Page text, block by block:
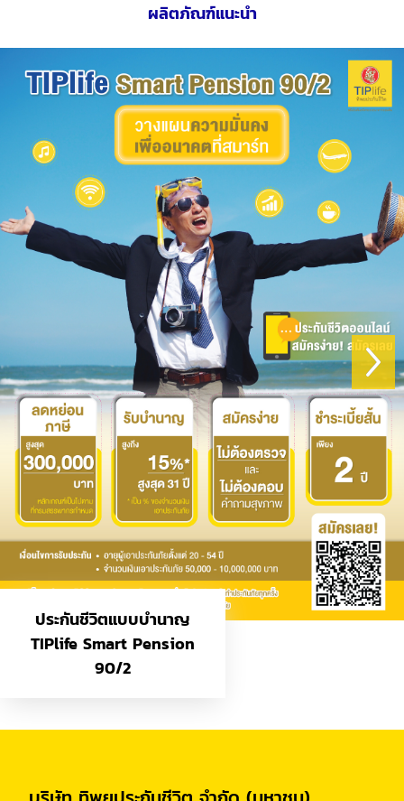
ผลิตภัณฑ์แนะนำ
ประกันชีวิตแบบบำนาญ
TIPlife Smart Pension
90/2